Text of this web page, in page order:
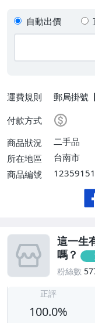
自動出價
運費規則
郵局掛號
付款方式
商品狀況
二手品
所在地區
台南市
商品編號
這一生
嗎？
粉絲數
正評
100.0%